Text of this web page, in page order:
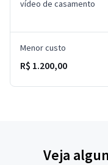
vídeo de casamento
Menor custo
R$ 1.200,00
Veja